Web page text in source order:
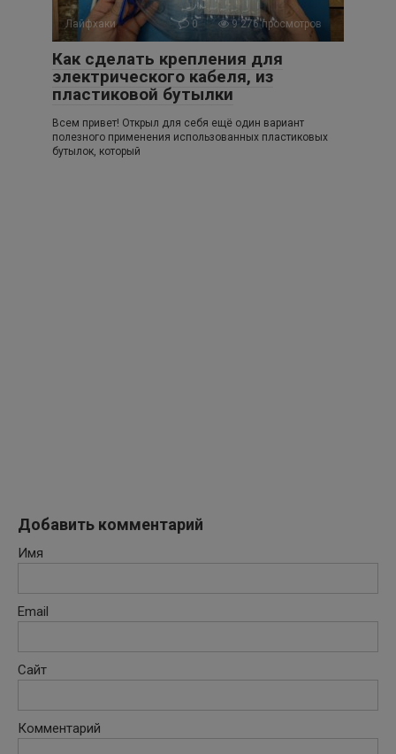
Лайфхаки 0 9 276 просмотров
Как сделать крепления для
электрического кабеля, из
пластиковой бутылки
Всем привет! Открыл для себя ещё один вариант
полезного применения использованных пластиковых
бутылок, который
Добавить комментарий
Имя
Email
Сайт
Комментарий